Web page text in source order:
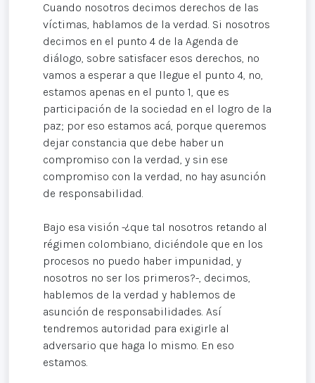
Cuando nosotros decimos derechos de las
víctimas, hablamos de la verdad. Si nosotros
decimos en el punto 4 de la Agenda de
diálogo, sobre satisfacer esos derechos, no
vamos a esperar a que llegue el punto 4, no,
estamos apenas en el punto 1, que es
participación de la sociedad en el logro de la
paz; por eso estamos acá, porque queremos
dejar constancia que debe haber un
compromiso con la verdad, y sin ese
compromiso con la verdad, no hay asunción
de responsabilidad.
Bajo esa visión -¿que tal nosotros retando al
régimen colombiano, diciéndole que en los
procesos no puedo haber impunidad, y
nosotros no ser los primeros?-, decimos,
hablemos de la verdad y hablemos de
asunción de responsabilidades. Así
tendremos autoridad para exigirle al
adversario que haga lo mismo. En eso
estamos.